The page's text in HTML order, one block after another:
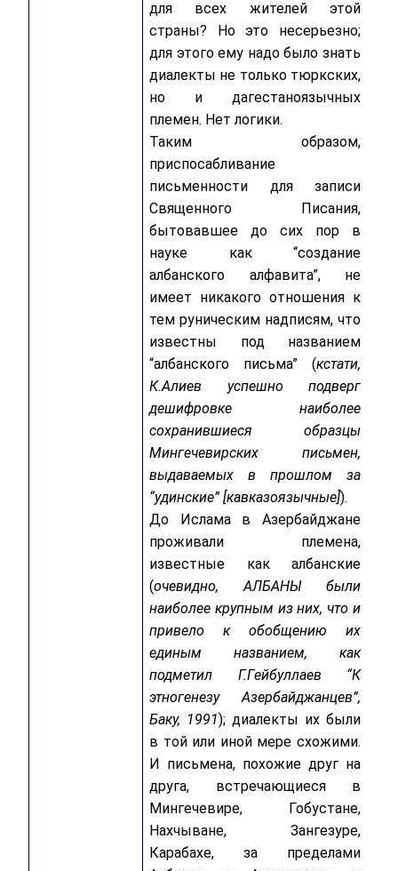
для всех жителей этой
страны? Но это несерьезно;
для этого ему надо было знать
диалекты не только тюркских,
но и дагестаноязычных
племен. Нет логики.
Таким образом,
приспосабливание
письменности для записи
Священного Писания,
бытовавшее до сих пор в
науке как “создание
албанского алфавита”, не
имеет никакого отношения к
тем руническим надписям, что
известны под названием
“албанского письма” (кстати,
К.Алиев успешно подверг
дешифровке наиболее
сохранившиеся образцы
Мингечевирских письмен,
выдаваемых в прошлом за
“удинские” [кавказоязычные]).
До Ислама в Азербайджане
проживали племена,
известные как албанские
(очевидно, АЛБАНЫ были
наиболее крупным из них, что и
привело к обобщению их
единым названием, как
подметил Г.Гейбуллаев “К
этногенезу Азербайджанцев”,
Баку, 1991); диалекты их были
в той или иной мере схожими.
И письмена, похожие друг на
друга, встречающиеся в
Мингечевире, Гобустане,
Нахчыване, Зангезуре,
Карабахе, за пределами